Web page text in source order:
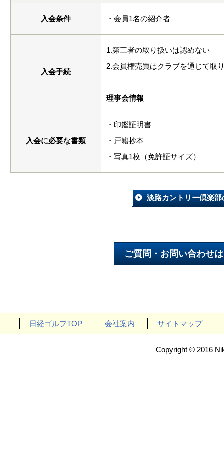
入会条件 ・会員1名の紹介者
入会手続
1.第三者の取り扱いは認めない
2.会員権売買はクラブを通じて取
理事会情報
入会に必要な書類
・印鑑証明書
・戸籍抄本
・写真1枚（免許証サイズ）
淡路カントリー倶楽
日経ゴルフTOP 会社案内 サイトマップ
Copyright © 2016